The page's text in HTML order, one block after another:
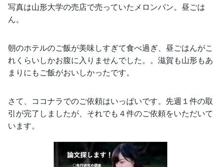
写真は山形大学の売店で売っていたメロンパン。昼ごは
ん。
朝のホテルのご飯が美味しすぎて食べ過ぎ、昼ごはんがこ
れくらいしかお腹に入りませんでした。。滋賀も山形もあ
まりにもご飯がおいしかったです。
さて、ココナラでのご依頼はいっぱいです。先週１件の取
引が完了しましたが、それでも４件のご依頼をいただいて
います。